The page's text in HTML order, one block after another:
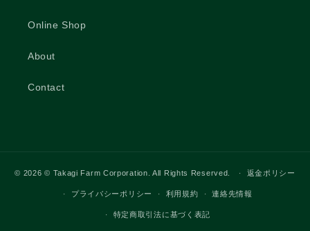
Online Shop
About
Contact
© 2026© Takagi Farm Corporation. All Rights Reserved. 返金ポリシー
プライバシーポリシー 利用規約 連絡先情報
特定商取引法に基づく表記